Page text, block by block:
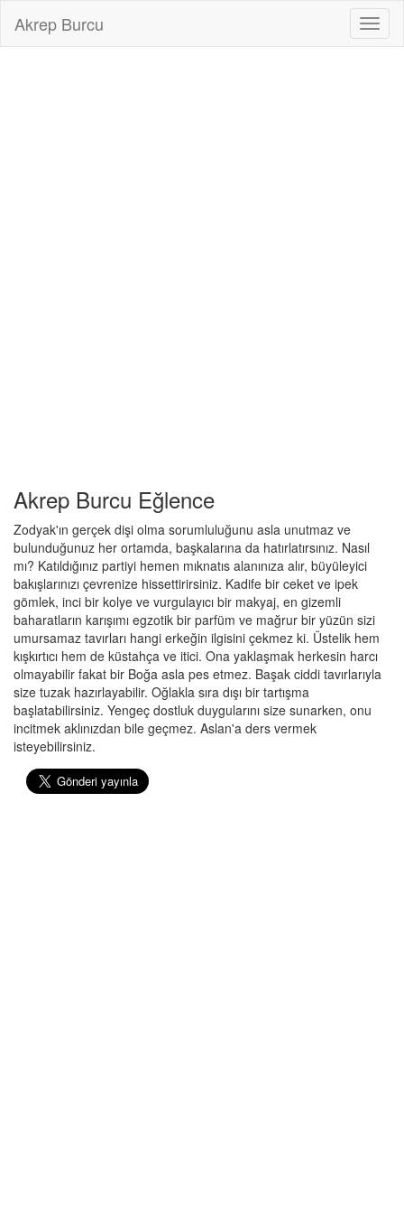
Akrep Burcu
Akrep Burcu Eğlence
Zodyak'ın gerçek dişi olma sorumluluğunu asla unutmaz ve
bulunduğunuz her ortamda, başkalarına da hatırlatırsınız. Nasıl
mı? Katıldığınız partiyi hemen mıknatıs alanınıza alır, büyüleyici
bakışlarınızı çevrenize hissettirirsiniz. Kadife bir ceket ve ipek
gömlek, inci bir kolye ve vurgulayıcı bir makyaj, en gizemli
baharatların karışımı egzotik bir parfüm ve mağrur bir yüzün sizi
umursamaz tavırları hangi erkeğin ilgisini çekmez ki. Üstelik hem
kışkırtıcı hem de küstahça ve itici. Ona yaklaşmak herkesin harcı
olmayabilir fakat bir Boğa asla pes etmez. Başak ciddi tavırlarıyla
size tuzak hazırlayabilir. Oğlakla sıra dışı bir tartışma
başlatabilirsiniz. Yengeç dostluk duygularını size sunarken, onu
incitmek aklınızdan bile geçmez. Aslan'a ders vermek
isteyebilirsiniz.